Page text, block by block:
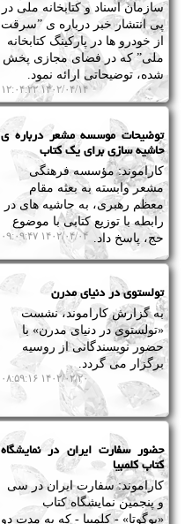
سازمان اسناد و کتابخانه ملی در
پی انتشار خبر درباره ی ˮسرقت
از خودرو ها در پارکینگ کتابخانه
ملیˮ که در فضای مجازی پخش
شده، توضیحاتی ارائه نمود.
۱۴۰۲/۰۴/۱۴ ۱۲:۰۴:۲۲
توضیحات موسسه مشعر درباره ی
حاشیه سازی برای یک کتاب
کاراموند: مؤسسه فرهنگی
مشعر وابسته به بعثه مقام
معظم رهبری، به حاشیه های در
رابطه با توزیع کتابی با موضوع
حج، پاسخ داد. ۱۴۰۲/۰۴/۰۴ ۰۹:۰۹:۴۷
تولستوی در دنیای مدرن
به گزارش کاراموند، نشست
«تولستوی در دنیای مدرن» با
حضور نویسندگانی از روسیه
برگزار می گردد.
۱۴۰۲/۰۲/۲۰ ۰۸:۵۹:۱۶
حضور سفارت ایران در نمایشگاه
کتاب کلمبیا
کاراموند: سفارت ایران در سی
و پنجمین نمایشگاه کتاب
«بوگوتا» - کلمبیا - که به مدت دو